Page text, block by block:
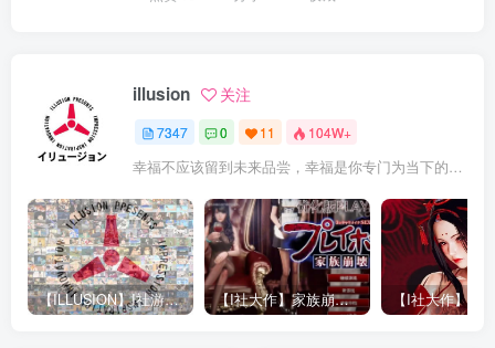
illusion 关注
7347 0 11 104W+
幸福不应该留到未来品尝，幸福是你专门为当下的自己所准备的
【ILLUSION】I社游戏合集截至2025 无修正汉化硬盘纯净版手慢无[微云/OD] 【I社大作】家族崩坏Playhome 终极12.0收藏版新整合【85G/补档福利】【年费会员专享，手慢无】